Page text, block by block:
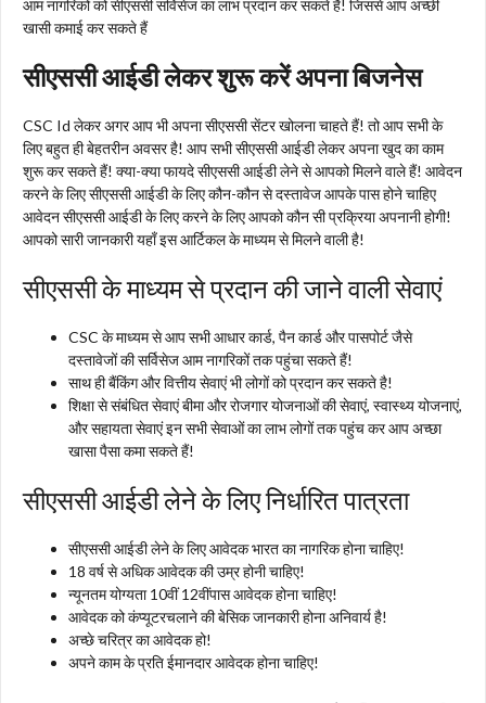
आम नागरिकों को सीएससी सर्विसेज का लाभ प्रदान कर सकते हैं! जिससे आप अच्छी
खासी कमाई कर सकते हैं
सीएससी आईडी लेकर शुरू करें अपना बिजनेस
CSC Id लेकर अगर आप भी अपना सीएससी सेंटर खोलना चाहते हैं! तो आप सभी के
लिए बहुत ही बेहतरीन अवसर है! आप सभी सीएससी आईडी लेकर अपना खुद का काम
शुरू कर सकते हैं! क्या-क्या फायदे सीएससी आईडी लेने से आपको मिलने वाले हैं! आवेदन
करने के लिए सीएससी आईडी के लिए कौन-कौन से दस्तावेज आपके पास होने चाहिए
आवेदन सीएससी आईडी के लिए करने के लिए आपको कौन सी प्रक्रिया अपनानी होगी!
आपको सारी जानकारी यहाँ इस आर्टिकल के माध्यम से मिलने वाली है!
सीएससी के माध्यम से प्रदान की जाने वाली सेवाएं
CSC के माध्यम से आप सभी आधार कार्ड, पैन कार्ड और पासपोर्ट जैसे
दस्तावेजों की सर्विसेज आम नागरिकों तक पहुंचा सकते हैं!
साथ ही बैंकिंग और वित्तीय सेवाएं भी लोगों को प्रदान कर सकते है!
शिक्षा से संबंधित सेवाएं बीमा और रोजगार योजनाओं की सेवाएं, स्वास्थ्य योजनाएं,
और सहायता सेवाएं इन सभी सेवाओं का लाभ लोगों तक पहुंच कर आप अच्छा
खासा पैसा कमा सकते हैं!
सीएससी आईडी लेने के लिए निर्धारित पात्रता
सीएससी आईडी लेने के लिए आवेदक भारत का नागरिक होना चाहिए!
18 वर्ष से अधिक आवेदक की उम्र होनी चाहिए!
न्यूनतम योग्यता 10वीं 12वींपास आवेदक होना चाहिए!
आवेदक को कंप्यूटरचलाने की बेसिक जानकारी होना अनिवार्य है!
अच्छे चरित्र का आवेदक हो!
अपने काम के प्रति ईमानदार आवेदक होना चाहिए!